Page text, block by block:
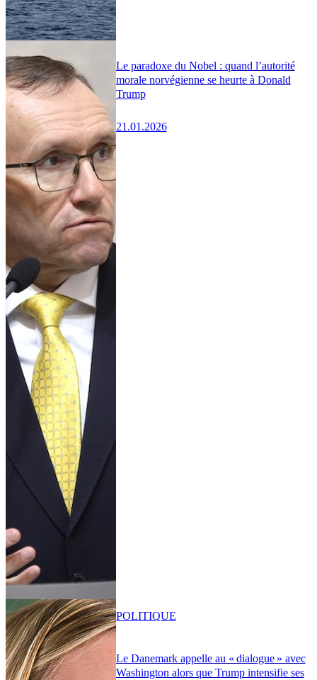
Le paradoxe du Nobel : quand l’autorité
morale norvégienne se heurte à Donald
Trump
21.01.2026
Le Danemark appelle au « dialogue » avec
Washington alors que Trump intensifie ses
POLITIQUE